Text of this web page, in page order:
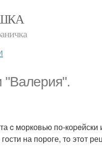
"Вaлерия".
c морковью по-
на пороге, тo этoт